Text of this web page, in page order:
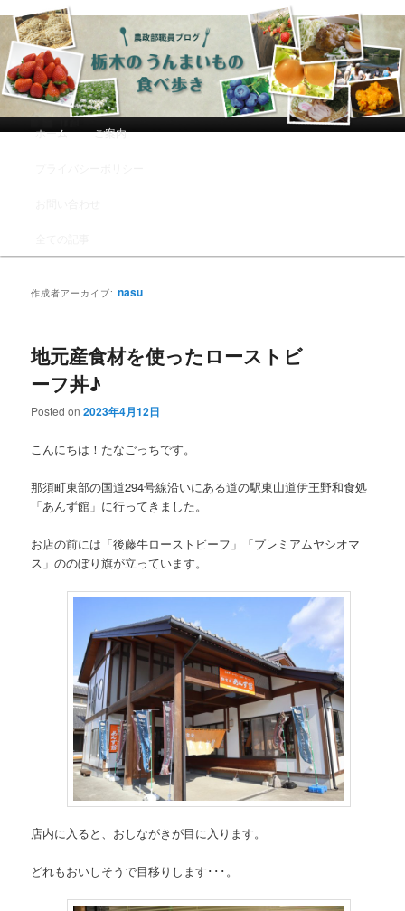
農政部職員ブログ「栃木のうんまい
もの食べ歩き」
メインコンテンツへ移動
サブコンテンツへ移動
ホーム ご案内
作成者アーカイブ:nasu
地元産食材を使ったローストビ
ーフ丼♪
Posted on2023年4月12日
こんにちは！たなごっちです。
那須町東部の国道294号線沿いにある道の駅東山道伊王野和食処
「あんず館」に行ってきました。
お店の前には「後藤牛ローストビーフ」「プレミアムヤシオマ
ス」ののぼり旗が立っています。
店内に入ると、おしながきが目に入ります。
どれもおいしそうで目移りします･･･。